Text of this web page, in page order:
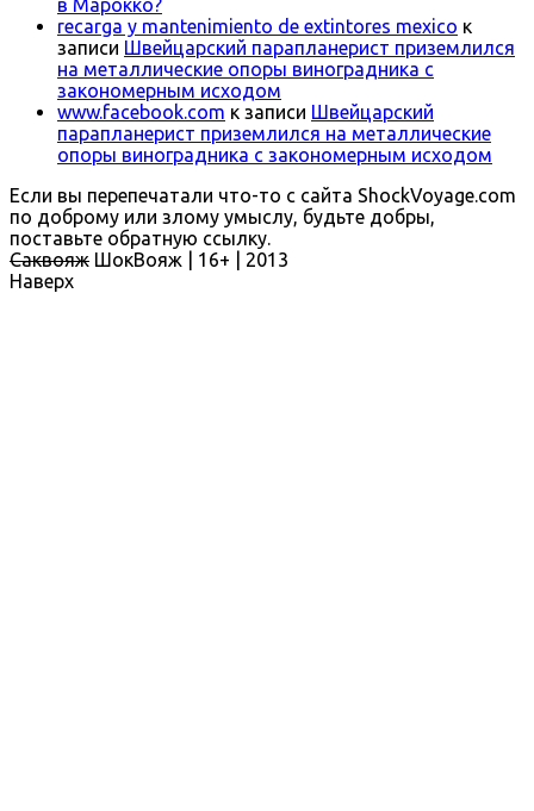
recarga y mantenimiento de extintores mexico к
записи Швейцарский парапланерист приземлился
на металлические опоры виноградника с
закономерным исходом
www.facebook.com к записи Швейцарский
парапланерист приземлился на металлические
опоры виноградника с закономерным исходом
Если вы перепечатали что-то с сайта ShockVoyage.com
по доброму или злому умыслу, будьте добры,
поставьте обратную ссылку.
Саквояж ШокВояж | 16+ | 2013
Наверх